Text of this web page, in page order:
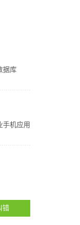
据库
手机应用
错